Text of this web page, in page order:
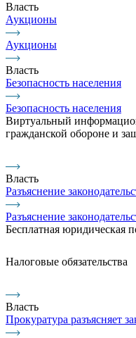
Власть
Аукционы
Аукционы
Власть
Безопасность населения
Безопасность населения
Виртуальный
гражданской обороне и
Власть
Разъяснение
Разъяснение
Бесплатная юридическая
Налоговые обязательства
Власть
Прокуратура разъясняет